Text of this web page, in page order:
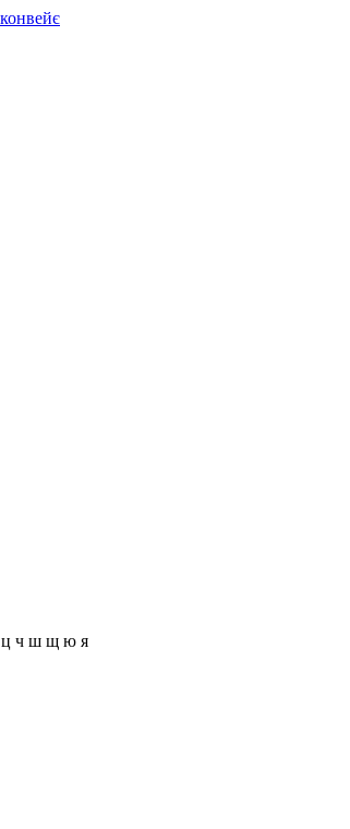
ц ч ш щ ю я